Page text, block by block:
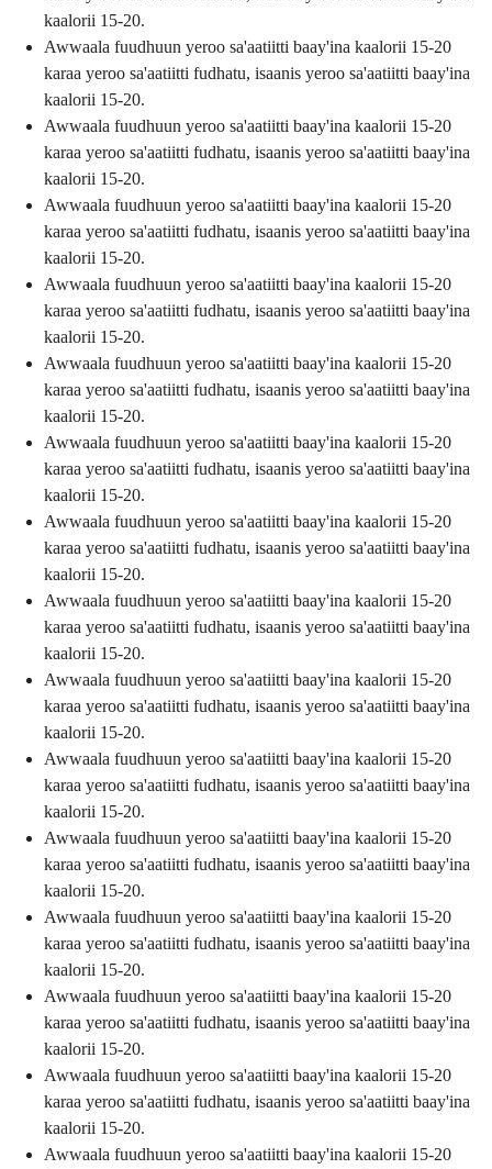
kaalorii 15-20.
Awwaala fuudhuun yeroo sa'aatiitti baay'ina kaalorii 15-20
karaa yeroo sa'aatiitti fudhatu, isaanis yeroo sa'aatiitti baay'ina
kaalorii 15-20.
Awwaala fuudhuun yeroo sa'aatiitti baay'ina kaalorii 15-20
karaa yeroo sa'aatiitti fudhatu, isaanis yeroo sa'aatiitti baay'ina
kaalorii 15-20.
Awwaala fuudhuun yeroo sa'aatiitti baay'ina kaalorii 15-20
karaa yeroo sa'aatiitti fudhatu, isaanis yeroo sa'aatiitti baay'ina
kaalorii 15-20.
Awwaala fuudhuun yeroo sa'aatiitti baay'ina kaalorii 15-20
karaa yeroo sa'aatiitti fudhatu, isaanis yeroo sa'aatiitti baay'ina
kaalorii 15-20.
Awwaala fuudhuun yeroo sa'aatiitti baay'ina kaalorii 15-20
karaa yeroo sa'aatiitti fudhatu, isaanis yeroo sa'aatiitti baay'ina
kaalorii 15-20.
Awwaala fuudhuun yeroo sa'aatiitti baay'ina kaalorii 15-20
karaa yeroo sa'aatiitti fudhatu, isaanis yeroo sa'aatiitti baay'ina
kaalorii 15-20.
Awwaala fuudhuun yeroo sa'aatiitti baay'ina kaalorii 15-20
karaa yeroo sa'aatiitti fudhatu, isaanis yeroo sa'aatiitti baay'ina
kaalorii 15-20.
Awwaala fuudhuun yeroo sa'aatiitti baay'ina kaalorii 15-20
karaa yeroo sa'aatiitti fudhatu, isaanis yeroo sa'aatiitti baay'ina
kaalorii 15-20.
Awwaala fuudhuun yeroo sa'aatiitti baay'ina kaalorii 15-20
karaa yeroo sa'aatiitti fudhatu, isaanis yeroo sa'aatiitti baay'ina
kaalorii 15-20.
Awwaala fuudhuun yeroo sa'aatiitti baay'ina kaalorii 15-20
karaa yeroo sa'aatiitti fudhatu, isaanis yeroo sa'aatiitti baay'ina
kaalorii 15-20.
Awwaala fuudhuun yeroo sa'aatiitti baay'ina kaalorii 15-20
karaa yeroo sa'aatiitti fudhatu, isaanis yeroo sa'aatiitti baay'ina
kaalorii 15-20.
Awwaala fuudhuun yeroo sa'aatiitti baay'ina kaalorii 15-20
karaa yeroo sa'aatiitti fudhatu, isaanis yeroo sa'aatiitti baay'ina
kaalorii 15-20.
Awwaala fuudhuun yeroo sa'aatiitti baay'ina kaalorii 15-20
karaa yeroo sa'aatiitti fudhatu, isaanis yeroo sa'aatiitti baay'ina
kaalorii 15-20.
Awwaala fuudhuun yeroo sa'aatiitti baay'ina kaalorii 15-20
karaa yeroo sa'aatiitti fudhatu, isaanis yeroo sa'aatiitti baay'ina
kaalorii 15-20.
Awwaala fuudhuun yeroo sa'aatiitti baay'ina kaalorii 15-20